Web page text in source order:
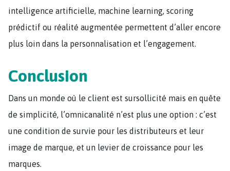
intelligence artificielle, machine learning, scoring
prédictif ou réalité augmentée permettent d’aller encore
plus loin dans la personnalisation et l’engagement.
Conclusion
Dans un monde où le client est sursollicité mais en quête
de simplicité, l’omnicanalité n’est plus une option : c’est
une condition de survie pour les distributeurs et leur
image de marque, et un levier de croissance pour les
marques.